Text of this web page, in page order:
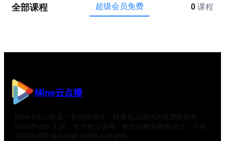
全部课程 超级会员免费 0 课程
Mine云点播
Mine EduCN 是一款功能强大、轻量化且现代的免费教育类
WordPress 主题，专为独立讲师、教练和教育机构设计，可帮
助你简便快速地创建并销售在线课程